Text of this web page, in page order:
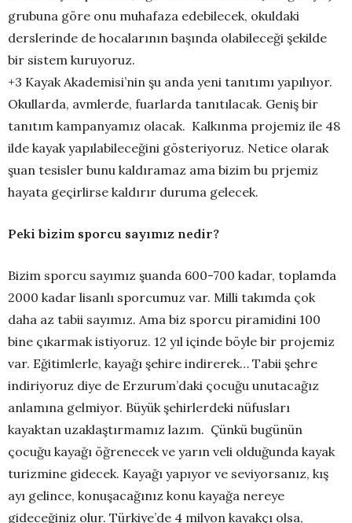
grubuna göre onu muhafaza edebilecek, okuldaki
derslerinde de hocalarının başında olabileceği şekilde
bir sistem kuruyoruz.
+3 Kayak Akademisi’nin şu anda yeni tanıtımı yapılıyor.
Okullarda, avmlerde, fuarlarda tanıtılacak. Geniş bir
tanıtım kampanyamız olacak. Kalkınma projemiz ile 48
ilde kayak yapılabileceğini gösteriyoruz. Netice olarak
şuan tesisler bunu kaldıramaz ama bizim bu prjemiz
hayata geçirlirse kaldırır duruma gelecek.
Peki bizim sporcu sayımız nedir?
Bizim sporcu sayımız şuanda 600-700 kadar, toplamda
2000 kadar lisanlı sporcumuz var. Milli takımda çok
daha az tabii sayımız. Ama biz sporcu piramidini 100
bine çıkarmak istiyoruz. 12 yıl içinde böyle bir projemiz
var. Eğitimlerle, kayağı şehire indirerek… Tabii şehre
indiriyoruz diye de Erzurum’daki çocuğu unutacağız
anlamına gelmiyor. Büyük şehirlerdeki nüfusları
kayaktan uzaklaştırmamız lazım. Çünkü bugünün
çocuğu kayağı öğrenecek ve yarın veli olduğunda kayak
turizmine gidecek. Kayağı yapıyor ve seviyorsanız, kış
ayı gelince, konuşacağınız konu kayağa nereye
gideceğiniz olur. Türkiye’de 4 milyon kayakçı olsa,